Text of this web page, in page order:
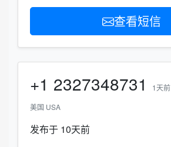
查看短信
+1 2327348731
1天前
美国 USA
发布于 10天前